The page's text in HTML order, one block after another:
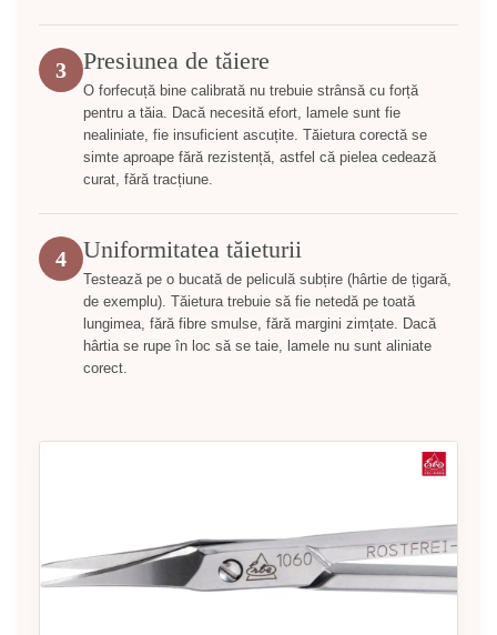
3 Presiunea de tăiere
O forfecuță bine calibrată nu trebuie strânsă cu forță
pentru a tăia. Dacă necesită efort, lamele sunt fie
nealiniate, fie insuficient ascuțite. Tăietura corectă se
simte aproape fără rezistență, astfel că pielea cedează
curat, fără tracțiune.
4 Uniformitatea tăieturii
Testează pe o bucată de peliculă subțire (hârtie de țigară,
de exemplu). Tăietura trebuie să fie netedă pe toată
lungimea, fără fibre smulse, fără margini zimțate. Dacă
hârtia se rupe în loc să se taie, lamele nu sunt aliniate
corect.